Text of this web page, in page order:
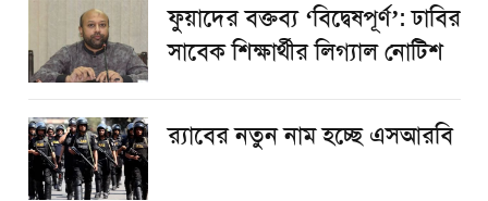
ফুয়াদের বক্তব্য ‘বিদ্বেষপূর্ণ’: ঢাবির
সাবেক শিক্ষার্থীর লিগ্যাল নোটিশ
র‌্যাবের নতুন নাম হচ্ছে এসআরবি